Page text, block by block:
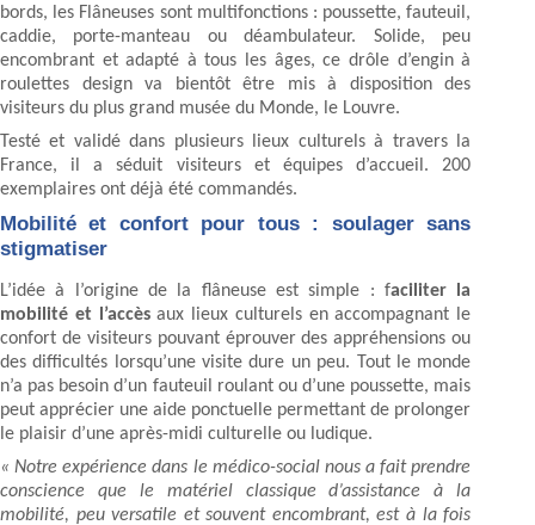
bords, les Flâneuses sont multifonctions : poussette, fauteuil,
caddie, porte-manteau ou déambulateur. Solide, peu
encombrant et adapté à tous les âges, ce drôle d’engin à
roulettes design va bientôt être mis à disposition des
visiteurs du plus grand musée du Monde, le Louvre.
Testé et validé dans plusieurs lieux culturels à travers la
France, il a séduit visiteurs et équipes d’accueil. 200
exemplaires ont déjà été commandés.
Mobilité et confort pour tous : soulager sans
stigmatiser
L’idée à l’origine de la flâneuse est simple : faciliter la
mobilité et l’accèsaux lieux culturels en accompagnant le
confort de visiteurs pouvant éprouver des appréhensions ou
des difficultés lorsqu’une visite dure un peu. Tout le monde
n’a pas besoin d’un fauteuil roulant ou d’une poussette, mais
peut apprécier une aide ponctuelle permettant de prolonger
le plaisir d’une après-midi culturelle ou ludique.
« Notre expérience dans le médico-social nous a fait prendre
conscience que le matériel classique d’assistance à la
mobilité, peu versatile et souvent encombrant, est à la fois